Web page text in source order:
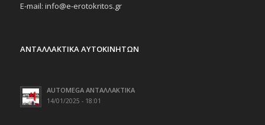
E-mail: info@e-erotokritos.gr
ΑΝΤΑΛΛΑΚΤΙΚΑ ΑΥΤΟΚΙΝΗΤΩΝ
AUTOMEGA ΑΝΤΑΛΛΑΚΤΙΚΑ
14/01/2025 - 18:01